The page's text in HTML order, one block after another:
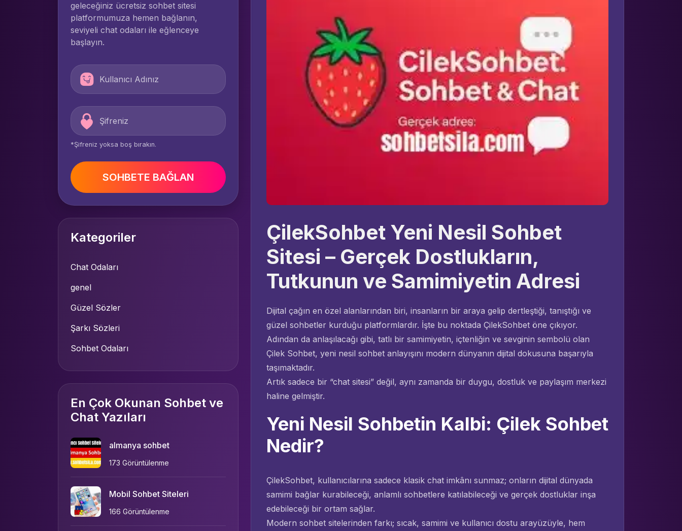
ÇilekSohbet Yeni Nesil Sohbet
Sitesi – Gerçek Dostlukların,
Tutkunun ve Samimiyetin Adresi
Dijital çağın en özel alanlarından biri, insanların bir araya gelip dertleştiği, tanıştığı ve
güzel sohbetler kurduğu platformlardır. İşte bu noktada ÇilekSohbet öne çıkıyor.
Adından da anlaşılacağı gibi, tatlı bir samimiyetin, içtenliğin ve sevginin sembolü olan
Çilek Sohbet, yeni nesil sohbet anlayışını modern dünyanın dijital dokusuna başarıyla
taşımaktadır.
Artık sadece bir “chat sitesi” değil, aynı zamanda bir duygu, dostluk ve paylaşım merkezi
haline gelmiştir.
Yeni Nesil Sohbetin Kalbi: Çilek Sohbet
Nedir?
ÇilekSohbet, kullanıcılarına sadece klasik chat imkânı sunmaz; onların dijital dünyada
samimi bağlar kurabileceği, anlamlı sohbetlere katılabileceği ve gerçek dostluklar inşa
edebileceği bir ortam sağlar.
Modern sohbet sitelerinden farkı; sıcak, samimi ve kullanıcı dostu arayüzüyle, hem
geleceğiniz ücretsiz sohbet sitesi
platformumuza hemen bağlanın,
seviyeli chat odaları ile eğlenceye
başlayın.
*Şifreniz yoksa boş bırakın.
SOHBETE BAĞLAN
Kategoriler
Chat Odaları
genel
Güzel Sözler
Şarkı Sözleri
Sohbet Odaları
En Çok Okunan Sohbet ve
Chat Yazıları
almanya sohbet
173 Görüntülenme
Mobil Sohbet Siteleri
166 Görüntülenme